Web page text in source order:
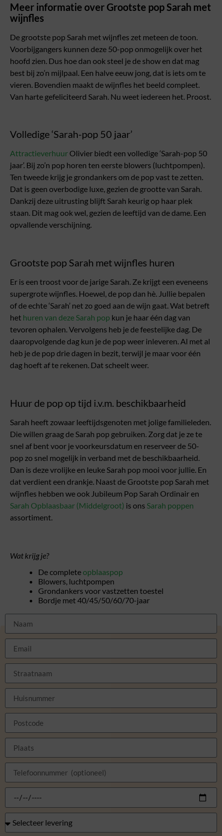
Meer informatie over Grootste pop Sarah met
wijnfles
De grootste pop Sarah met wijnfles zet meteen de toon.
Voorbijgangers kunnen deze 50-pop onmogelijk over het
hoofd zien. Dus hoe dan ook steel je de show en dat mag
best bij zo’n mijlpaal. Een halve eeuw jong, dat is iets om te
vieren. Bovendien maakt de wijnfles het beeld compleet.
Van harte gefeliciteerd Sarah. Nu weet iedereen het. Proost.
Volledige ‘Sarah-pop 50 jaar’
Attractieverhuur Olivier biedt een volledige ‘Sarah-pop 50
jaar’. Bij zo’n pop horen ten eerste blowers (luchtpompen).
Ten tweede krijg je grondankers om de pop vast te zetten.
Dat is geen overbodige luxe, gezien de grootte van Sarah.
Dankzij deze uitrusting blijft Sarah keurig op haar plek
staan. Dit mag ook wel, gezien de leeftijd van de dame. Een
opvallende verschijning.
Grootste pop Sarah met wijnfles huren
Er is een troost voor de jarige Sarah. Ze krijgt een eveneens
supergrote wijnfles. Hoewel, de pop dan hè. Jullie bepalen
of de echte ‘Sarah’ net zo goed aan de wijn gaat. Wat betreft
het huren van deze Sarah pop kun je haar één dag van
tevoren ophalen. Vervolgens heb je de feestelijke dag. De
daaropvolgende dag kun je de pop weer inleveren. Al met al
heb je de pop drie dagen in bezit, terwijl je maar voor één
dag hoeft af te rekenen. Dat scheelt weer.
Huur de pop op tijd i.v.m. beschikbaarheid
Sarah heeft zowaar leeftijdsgenoten met jolige familieleden.
Die willen graag de Sarah pop gebruiken. Zorg dat je ze te
snel af bent voor je voorkeursdatum en reserveer de 50-
pop zo snel mogelijk in verband met de beschikbaarheid.
Dan is deze vrolijke en leuke Sarah pop mooi voor jullie. En
dat verdient een drankje. Naast de Grootste pop Sarah met
wijnfles hebben we ook Jubileum Pop Sarah Ordinair en
Sarah Opblaasbaar (Middelgroot) is ons Sarah poppen
assortiment.
Wat krijg je?
De completeopblaaspop
Blowers, luchtpompen
Grondankers voor vastzetten toestel
Bordje met 40/45/50/60/70-jaar